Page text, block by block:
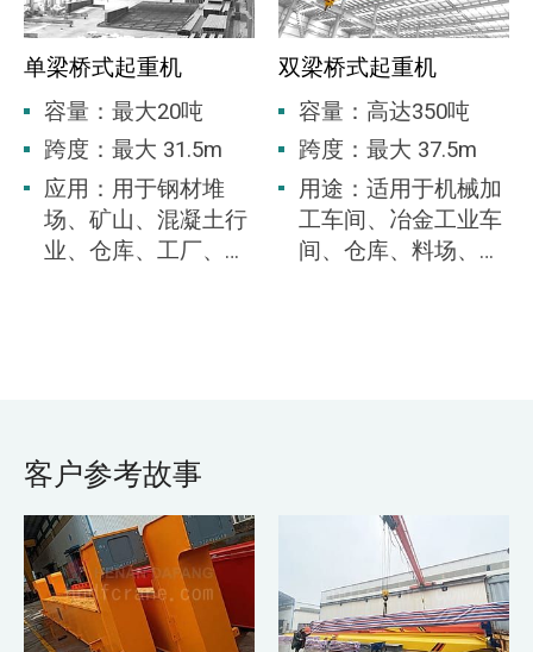
单梁桥式起重机
容量：最大20吨
跨度：最大 31.5m
应用：用于钢材堆
场、矿山、混凝土行
业、仓库、工厂、港
双梁桥式起重机
容量：高达350吨
跨度：最大 37.5m
用途：适用于机械加
工车间、冶金工业车
间、仓库、料场、电
客户参考故事